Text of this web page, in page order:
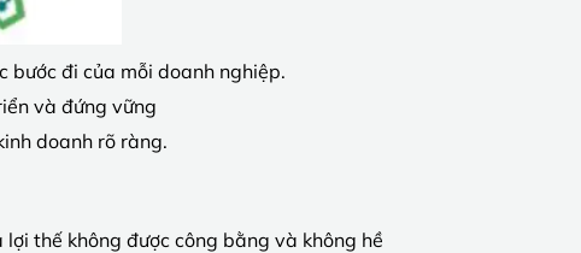
bước đi của mỗi doanh nghiệp.
và đứng vững
doanh rõ ràng.
thế không được công bằng và không hề